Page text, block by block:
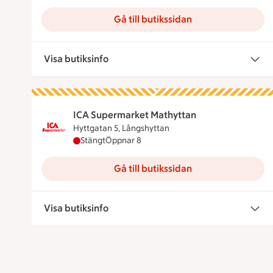
Gå till butikssidan
Visa butiksinfo
ICA Supermarket Mathyttan
Hyttgatan 5, Långshyttan
ICA Supermarket Mathyttan har stängt,
StängtÖppnar 8
Gå till butikssidan
Visa butiksinfo